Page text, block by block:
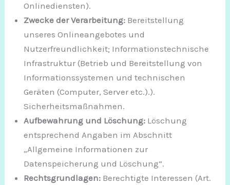
Onlinediensten).
Zwecke der Verarbeitung: Bereitstellung
unseres Onlineangebotes und
Nutzerfreundlichkeit; Informationstechnische
Infrastruktur (Betrieb und Bereitstellung von
Informationssystemen und technischen
Geräten (Computer, Server etc.).).
Sicherheitsmaßnahmen.
Aufbewahrung und Löschung: Löschung
entsprechend Angaben im Abschnitt
„Allgemeine Informationen zur
Datenspeicherung und Löschung“.
Rechtsgrundlagen: Berechtigte Interessen (Art.